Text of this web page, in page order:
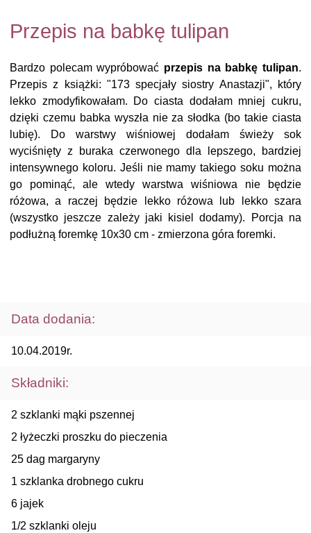
Przepis na babkę tulipan
Bardzo polecam wypróbować przepis na babkę tulipan.
Przepis z książki: "173 specjały siostry Anastazji", który
lekko zmodyfikowałam. Do ciasta dodałam mniej cukru,
dzięki czemu babka wyszła nie za słodka (bo takie ciasta
lubię). Do warstwy wiśniowej dodałam świeży sok
wyciśnięty z buraka czerwonego dla lepszego, bardziej
intensywnego koloru. Jeśli nie mamy takiego soku można
go pominąć, ale wtedy warstwa wiśniowa nie będzie
różowa, a raczej będzie lekko różowa lub lekko szara
(wszystko jeszcze zależy jaki kisiel dodamy). Porcja na
podłużną foremkę 10x30 cm - zmierzona góra foremki.
Data dodania:
10.04.2019r.
Składniki:
2 szklanki mąki pszennej
2 łyżeczki proszku do pieczenia
25 dag margaryny
1 szklanka drobnego cukru
6 jajek
1/2 szklanki oleju